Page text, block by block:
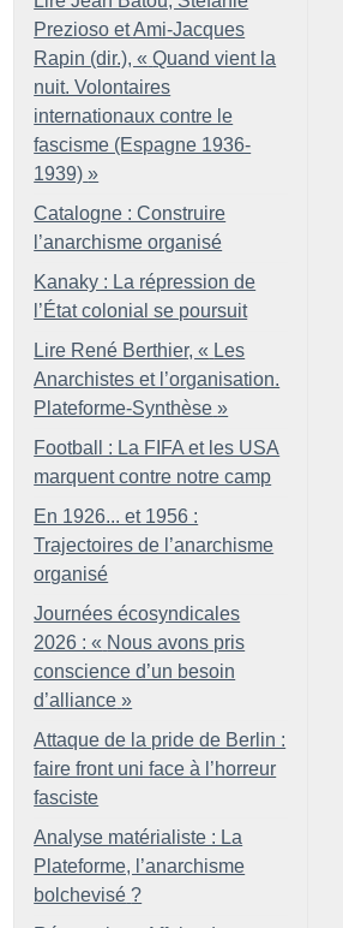
Prezioso et Ami-Jacques
Rapin (dir.), « Quand vient la
nuit. Volontaires
internationaux contre le
fascisme (Espagne 1936-
1939) »
Catalogne : Construire
l’anarchisme organisé
Kanaky : La répression de
l’État colonial se poursuit
Lire René Berthier, « Les
Anarchistes et l’organisation.
Plateforme-Synthèse »
Football : La FIFA et les USA
marquent contre notre camp
En 1926... et 1956 :
Trajectoires de l’anarchisme
organisé
Journées écosyndicales
2026 : « Nous avons pris
conscience d’un besoin
d’alliance »
Attaque de la pride de Berlin :
faire front uni face à l’horreur
fasciste
Analyse matérialiste : La
Plateforme, l’anarchisme
bolchevisé ?